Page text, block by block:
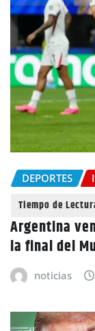
DEPORTES
Argentina
la final del
noticias